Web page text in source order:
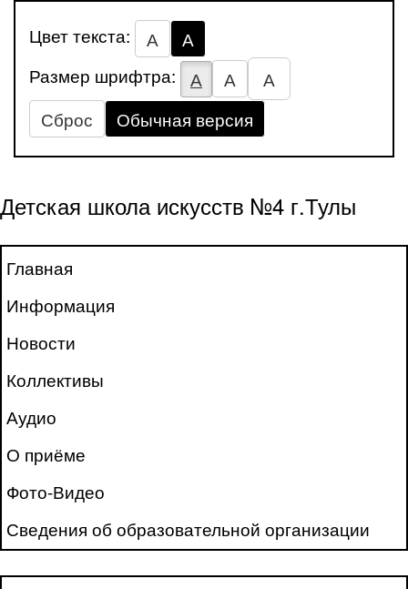
Цвет текста: А
А
Размер шрифтра:
А А
А
Сброс
Обычная версия
Детская школа искусств №4 г.Тулы
Главная
Информация
Новости
Коллективы
Аудио
О приёме
Фото-Видео
Сведения об образовательной организации